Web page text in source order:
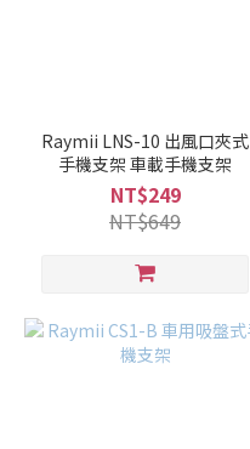
Raymii LNS-10 出風口夾式
手機支架 車載手機支架
NT$249
NT$649